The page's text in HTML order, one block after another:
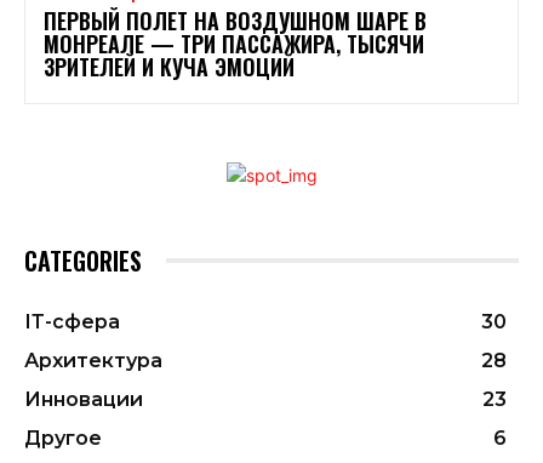
ПЕРВЫЙ ПОЛЕТ НА ВОЗДУШНОМ ШАРЕ В
МОНРЕАЛЕ — ТРИ ПАССАЖИРА, ТЫСЯЧИ
ЗРИТЕЛЕЙ И КУЧА ЭМОЦИЙ
CATEGORIES
ІТ-сфера
30
Архитектура
28
Инновации
23
Другое
6